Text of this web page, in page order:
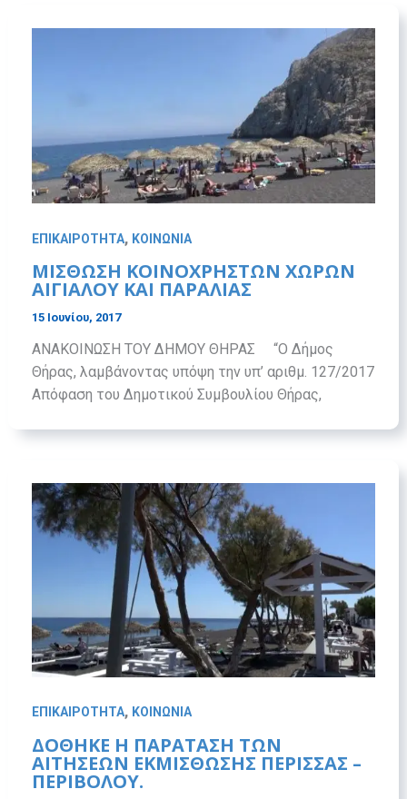
ΕΠΙΚΑΙΡΟΤΗΤΑ, ΚΟΙΝΩΝΙΑ
MΙΣΘΩΣΗ ΚΟΙΝΟΧΡΗΣΤΩΝ ΧΩΡΩΝ
ΑΙΓΙΑΛΟΥ ΚΑΙ ΠΑΡΑΛΙΑΣ
15 Ιουνίου, 2017
ΑΝΑΚΟΙΝΩΣΗ ΤΟΥ ΔΗΜΟΥ ΘΗΡΑΣ “O Δήμος
Θήρας, λαμβάνοντας υπόψη την υπ’ αριθμ. 127/2017
Απόφαση του Δημοτικού Συμβουλίου Θήρας,
ΕΠΙΚΑΙΡΟΤΗΤΑ, ΚΟΙΝΩΝΙΑ
ΔΟΘΗΚΕ Η ΠΑΡΑΤΑΣΗ ΤΩΝ
ΑΙΤΗΣΕΩΝ ΕΚΜΙΣΘΩΣΗΣ ΠΕΡΙΣΣΑΣ –
ΠΕΡΙΒΟΛΟΥ.